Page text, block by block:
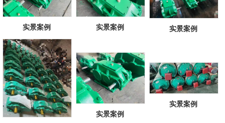
实景案例 实景案例 实景案例
实景案例
实景案例